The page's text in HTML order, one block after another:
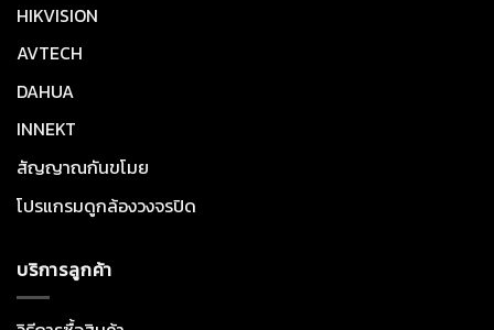
HIKVISION
AVTECH
DAHUA
INNEKT
สัญญาณกันขโมย
โปรแกรมดูกล้องวงจรปิด
บริการลูกค้า